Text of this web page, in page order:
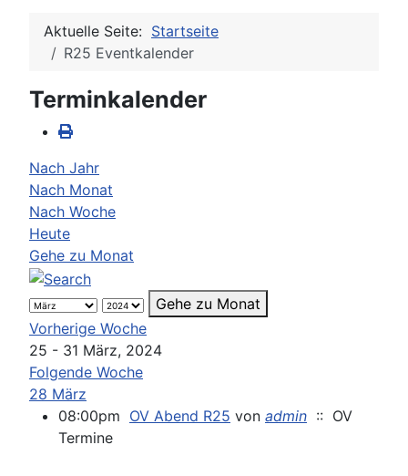
Aktuelle Seite: Startseite
R25 Eventkalender
Terminkalender
Nach Jahr
Nach Monat
Nach Woche
Heute
Gehe zu Monat
Gehe zu Monat
Vorherige Woche
25 - 31 März, 2024
Folgende Woche
28 März
08:00pm OV Abend R25 von admin :: OV
Termine